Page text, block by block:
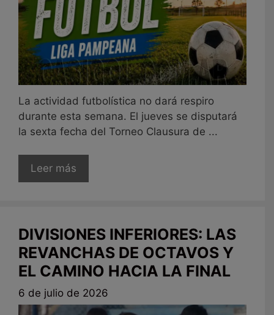
La actividad futbolística no dará respiro
durante esta semana. El jueves se disputará
la sexta fecha del Torneo Clausura de ...
Leer más
DIVISIONES INFERIORES: LAS
REVANCHAS DE OCTAVOS Y
EL CAMINO HACIA LA FINAL
6 de julio de 2026